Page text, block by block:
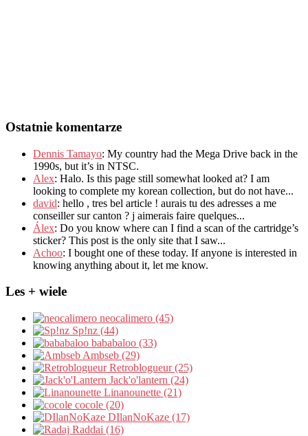
Ostatnie komentarze
Dennis Tamayo: My country had the Mega Drive back in the
1990s, but it’s in NTSC.
Alex: Halo. Is this page still somewhat looked at? I am
looking to complete my korean collection, but do not have...
david: hello , tres bel article ! aurais tu des adresses a me
conseiller sur canton ? j aimerais faire quelques...
Álex: Do you know where can I find a scan of the cartridge’s
sticker? This post is the only site that I saw...
Achoo: I bought one of these today. If anyone is interested in
knowing anything about it, let me know.
Les + wiele
neocalimero (45)
Sp!nz (44)
bababaloo (33)
Ambseb (29)
Retroblogueur (25)
Jack'o'lantern (24)
Linanounette (21)
cocole (20)
DIlanNoKaze (17)
Raddai (16)